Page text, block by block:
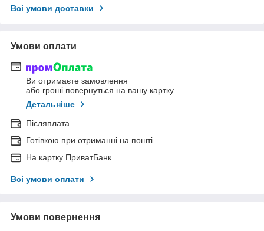
Всі умови доставки
Умови оплати
Ви отримаєте замовлення
або гроші повернуться на вашу картку
Детальніше
Післяплата
Готівкою при отриманні на пошті.
На картку ПриватБанк
Всі умови оплати
Умови повернення